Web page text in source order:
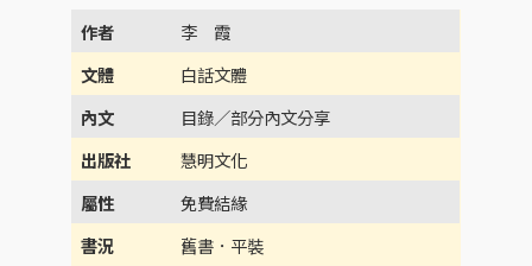
作者 李 霞
文體 白話文體
內文 目錄／部分內文分享
出版社 慧明文化
屬性免費結緣
書況 舊書．平裝